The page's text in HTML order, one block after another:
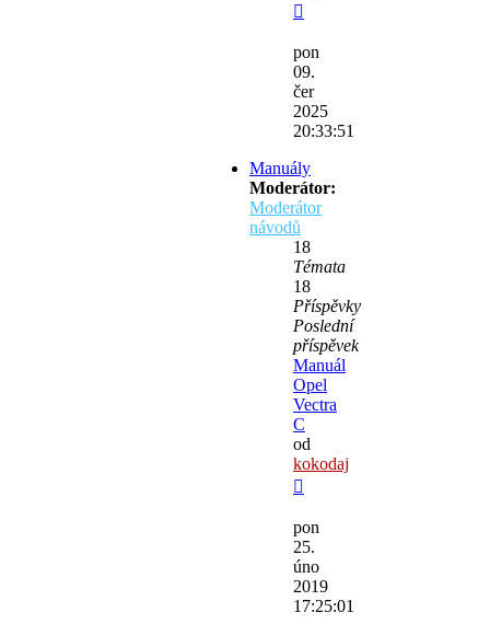
poslední
příspěvek
pon
09.
čer
2025
20:33:51
Manuály
Moderátor:
Moderátor
návodů
18
Témata
18
Příspěvky
Poslední
příspěvek
Manuál
Opel
Vectra
C
od
kokodaj
poslední
příspěvek
pon
25.
úno
2019
17:25:01